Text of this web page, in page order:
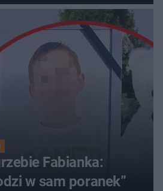
Fabianka:
w sam poranek”